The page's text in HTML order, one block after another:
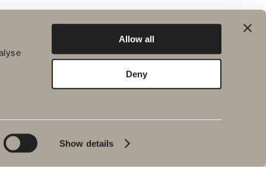
Show details
Allow all
Deny
produkters
ISO revision från RISE
delmål i arbetet med att
Svedbergs Magazine